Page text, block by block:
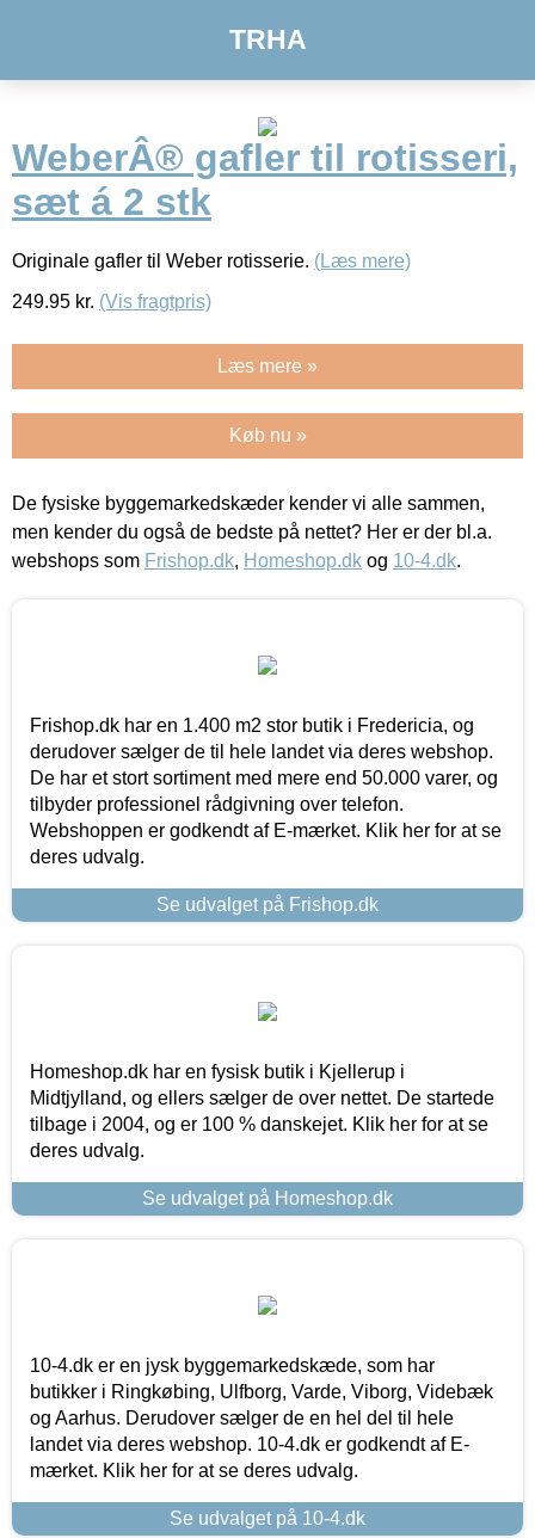
TRHA
WeberÂ® gafler til rotisseri,
sæt á 2 stk
Originale gafler til Weber rotisserie. (Læs mere)
249.95 kr. (Vis fragtpris)
Læs mere »
Køb nu »
De fysiske byggemarkedskæder kender vi alle sammen,
men kender du også de bedste på nettet? Her er der bl.a.
webshops som Frishop.dk, Homeshop.dk og 10-4.dk.
Frishop.dk har en 1.400 m2 stor butik i Fredericia, og
derudover sælger de til hele landet via deres webshop.
De har et stort sortiment med mere end 50.000 varer, og
tilbyder professionel rådgivning over telefon.
Webshoppen er godkendt af E-mærket. Klik her for at se
deres udvalg.
Se udvalget på Frishop.dk
Homeshop.dk har en fysisk butik i Kjellerup i
Midtjylland, og ellers sælger de over nettet. De startede
tilbage i 2004, og er 100 % danskejet. Klik her for at se
deres udvalg.
Se udvalget på Homeshop.dk
10-4.dk er en jysk byggemarkedskæde, som har
butikker i Ringkøbing, Ulfborg, Varde, Viborg, Videbæk
og Aarhus. Derudover sælger de en hel del til hele
landet via deres webshop. 10-4.dk er godkendt af E-
mærket. Klik her for at se deres udvalg.
Se udvalget på 10-4.dk